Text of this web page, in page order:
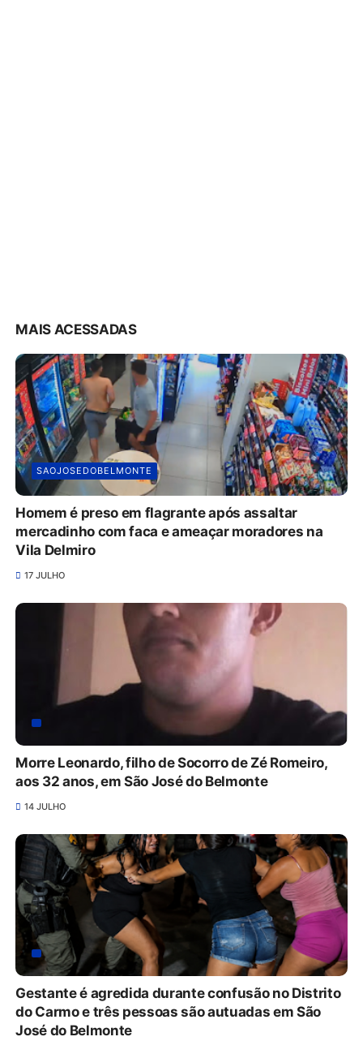
MAIS ACESSADAS
SAOJOSEDOBELMONTE
Homem é preso em flagrante após assaltar
mercadinho com faca e ameaçar moradores na
Vila Delmiro
17 JULHO
Morre Leonardo, filho de Socorro de Zé Romeiro,
aos 32 anos, em São José do Belmonte
14 JULHO
Gestante é agredida durante confusão no Distrito
do Carmo e três pessoas são autuadas em São
José do Belmonte